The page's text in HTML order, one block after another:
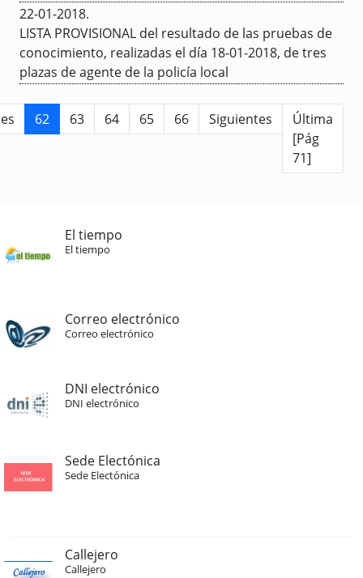
22-01-2018.
LISTA PROVISIONAL del resultado de las pruebas de
conocimiento, realizadas el día 18-01-2018, de tres
plazas de agente de la policía local
62 63 64 65 66 Siguientes
Última
[Pág
71]
El tiempo
El tiempo
Correo electrónico
Correo electrónico
DNI electrónico
DNI electrónico
Sede Electónica
Sede Electónica
Callejero
Callejero